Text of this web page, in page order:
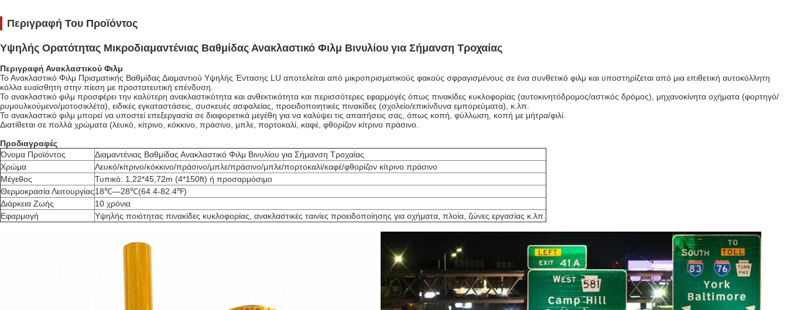
Περιγραφή Του Προϊόντος
Υψηλής Ορατότητας Μικροδιαμαντένιας Βαθμίδας Ανακλαστικό Φιλμ Βινυλίου για Σήμανση Τροχαίας
Περιγραφή Ανακλαστικού Φιλμ
Το Ανακλαστικό Φιλμ Πρισματικής Βαθμίδας Διαμαντιού Υψηλής Έντασης LU αποτελείται από μικροπρισματικούς φακούς σφραγισμένους σε ένα συνθετικό φιλμ και υποστηρίζεται από μια επιθετική αυτοκόλλητη
κόλλα ευαίσθητη στην πίεση με προστατευτική επένδυση.
Το ανακλαστικό φιλμ προσφέρει την καλύτερη ανακλαστικότητα και ανθεκτικότητα και περισσότερες εφαρμογές όπως πινακίδες κυκλοφορίας (αυτοκινητόδρομος/αστικός δρόμος), μηχανοκίνητα οχήματα (φορτηγό/
ρυμουλκούμενο/μοτοσικλέτα), ειδικές εγκαταστάσεις, συσκευές ασφαλείας, προειδοποιητικές πινακίδες (σχολείο/επικίνδυνα εμπορεύματα), κ.λπ.
Το ανακλαστικό φιλμ μπορεί να υποστεί επεξεργασία σε διαφορετικά μεγέθη για να καλύψει τις απαιτήσεις σας, όπως κοπή, φύλλωση, κοπή με μήτρα/φιλί.
Διατίθεται σε πολλά χρώματα (λευκό, κίτρινο, κόκκινο, πράσινο, μπλε, πορτοκαλί, καφέ, φθορίζον κίτρινο πράσινο.
Προδιαγραφές
Όνομα Προϊόντος
Διαμαντένιας Βαθμίδας Ανακλαστικό Φιλμ Βινυλίου για Σήμανση Τροχαίας
Χρώμα
Λευκό/κίτρινο/κόκκινο/πράσινο/μπλε/πράσινο/μπλε/πορτοκαλί/καφέ/φθορίζον κίτρινο πράσινο
Μέγεθος
Τυπικό: 1,22*45,72m (4*150ft) ή προσαρμόσιμο
Θερμοκρασία Λειτουργίας18℃—28℃(64.4-82.4℉)
Διάρκεια Ζωής
10 χρόνια
Εφαρμογή
Υψηλής ποιότητας πινακίδες κυκλοφορίας, ανακλαστικές ταινίες προειδοποίησης για οχήματα, πλοία, ζώνες εργασίας κ.λπ.